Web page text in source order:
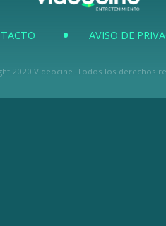
AVISO DE
2020 Videocine. Todos los derechos